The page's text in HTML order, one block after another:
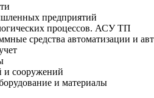
предприятий
процессов. АСУ ТП
средства автоматизации и
и сооружений
и материалы